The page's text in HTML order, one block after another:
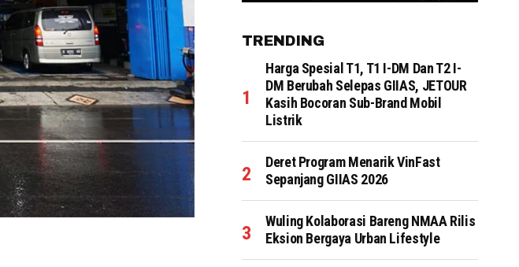
TRENDING
Harga Spesial T1, T1 I-DM Dan T2 I-
DM Berubah Selepas GIIAS, JETOUR
Kasih Bocoran Sub-Brand Mobil
Listrik
Deret Program Menarik VinFast
Sepanjang GIIAS 2026
Wuling Kolaborasi Bareng NMAA Rilis
Eksion Bergaya Urban Lifestyle